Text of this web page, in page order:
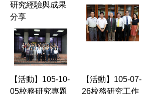
研究經驗與成果
分享
【活動】105-10-
05校務研究專題
【活動】105-07-
26校務研究工作